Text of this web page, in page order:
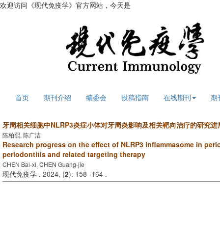
欢迎访问《现代免疫学》官方网站，今天是
首页 期刊介绍 编委会 投稿指南 在线期刊 期
牙周相关细胞中NLRP3炎症小体对牙周炎影响及相关靶向治疗的研究进
陈柏熙, 陈广洁
Research progress on the effect of NLRP3 inflammasome in
periodontitis and related targeting therapy
CHEN Bai-xi, CHEN Guang-jie
现代免疫学 . 2024, (2): 158 -164 .